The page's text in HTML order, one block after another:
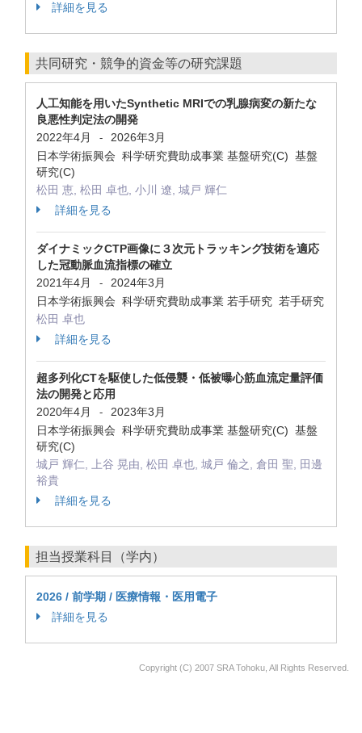
詳細を見る
共同研究・競争的資金等の研究課題
人工知能を用いたSynthetic MRIでの乳腺病変の新たな
良悪性判定法の開発
2022年4月
-
2026年3月
日本学術振興会 科学研究費助成事業 基盤研究(C) 基盤
研究(C)
松田 恵, 松田 卓也, 小川 遼, 城戸 輝仁
詳細を見る
ダイナミックCTP画像に３次元トラッキング技術を適応
した冠動脈血流指標の確立
2021年4月
-
2024年3月
日本学術振興会 科学研究費助成事業 若手研究 若手研究
松田 卓也
詳細を見る
超多列化CTを駆使した低侵襲・低被曝心筋血流定量評価
法の開発と応用
2020年4月
-
2023年3月
日本学術振興会 科学研究費助成事業 基盤研究(C) 基盤
研究(C)
城戸 輝仁, 上谷 晃由, 松田 卓也, 城戸 倫之, 倉田 聖, 田邊
裕貴
詳細を見る
担当授業科目（学内）
2026 / 前学期 / 医療情報・医用電子
詳細を見る
Copyright (C) 2007 SRA Tohoku, All Rights Reserved.